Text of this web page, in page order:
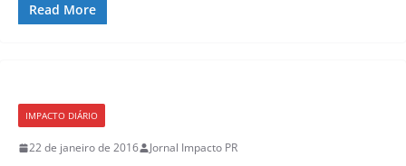
Read More
IMPACTO DIÁRIO
22 de janeiro de 2016 Jornal Impacto PR